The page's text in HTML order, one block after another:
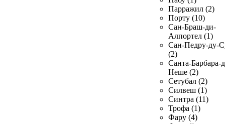
Парражил (2)
Порту (10)
Сан-Браш-ди-
Алпортел (1)
Сан-Педру-ду-
(2)
Санта-Барбара-
Неше (2)
Сетубал (2)
Силвеш (1)
Синтра (11)
Трофа (1)
Фару (4)